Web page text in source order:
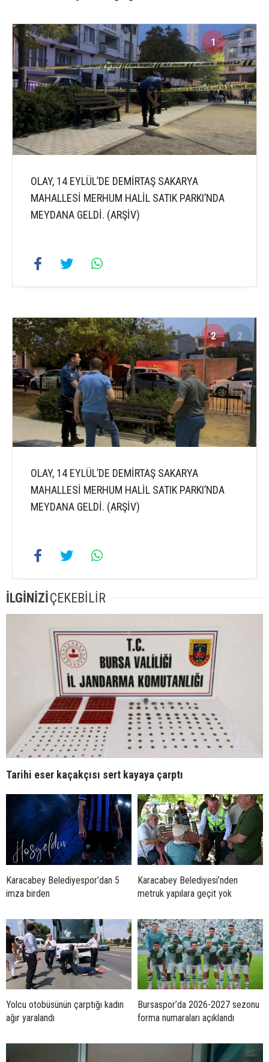
1 2
OLAY, 14 EYLÜL’DE DEMİRTAŞ SAKARYA
MAHALLESİ MERHUM HALİL SATIK PARKI’NDA
MEYDANA GELDİ. (ARŞİV)
2 2
OLAY, 14 EYLÜL’DE DEMİRTAŞ SAKARYA
MAHALLESİ MERHUM HALİL SATIK PARKI’NDA
MEYDANA GELDİ. (ARŞİV)
İLGİNİZİÇEKEBİLİR
Tarihi eser kaçakçısı sert kayaya çarptı
Karacabey Belediyespor’dan 5
imza birden
Karacabey Belediyesi’nden
metruk yapılara geçit yok
Yolcu otobüsünün çarptığı kadın
ağır yaralandı
Bursaspor’da 2026-2027 sezonu
forma numaraları açıklandı